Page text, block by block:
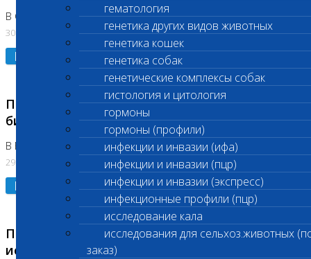
гематология
генетика других видов животных
генетика кошек
генетика собак
генетические комплексы собак
гистология и цитология
гормоны
гормоны (профили)
инфекции и инвазии (ифа)
инфекции и инвазии (пцр)
инфекции и инвазии (экспресс)
инфекционные профили (пцр)
исследование кала
исследования для сельхоз.животных
заказ)
В Сколково. Код (123,309,310)
30.07.2026
Подробнее
Приостановлено выполнение срочных
биохимических исследований
В Бутово 29.07.26
29.07.2026
Подробнее
Приостановлено выполнение биохимических
исследований